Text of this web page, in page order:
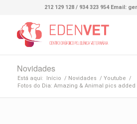
212 129 128 / 934 323 954 Email:
Novidades
Está aqui: Início / Novidades / Youtube /
Fotos do Dia: Amazing & Animal pics added